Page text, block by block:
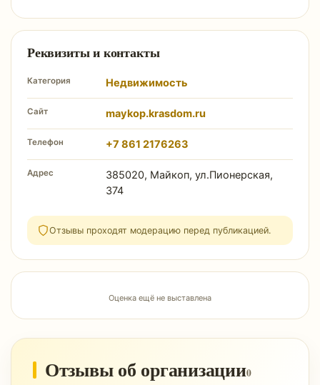
Реквизиты и контакты
Категория Недвижимость
Сайт maykop.krasdom.ru
Телефон +7 861 2176263
Адрес
385020, Майкоп, ул.Пионерская,
374
Отзывы проходят модерацию перед публикацией.
Оценка ещё не выставлена
Отзывы об организации0